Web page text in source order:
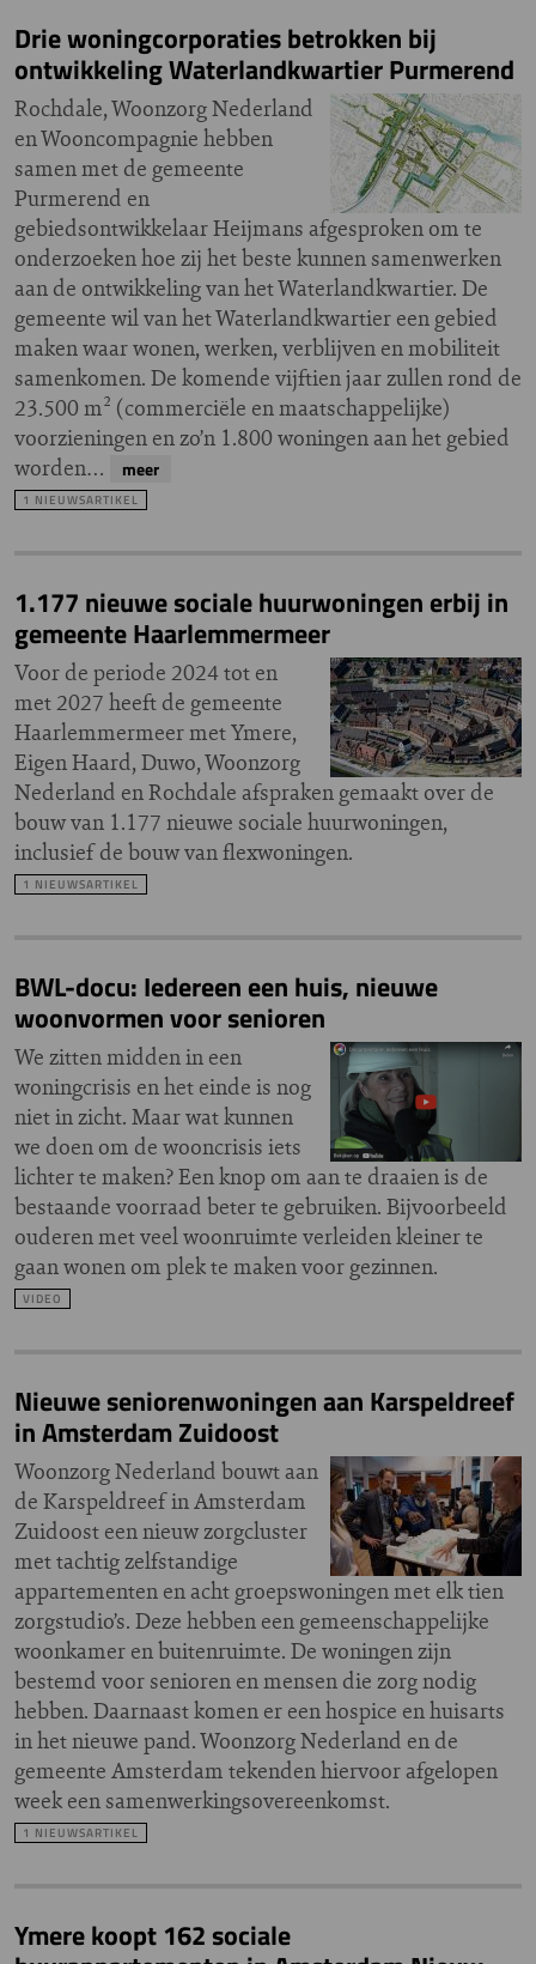
Drie woningcorporaties betrokken bij
ontwikkeling Waterlandkwartier Purmerend
Rochdale, Woonzorg Nederland
en Wooncompagnie hebben
samen met de gemeente
Purmerend en
gebiedsontwikkelaar Heijmans afgesproken om te
onderzoeken hoe zij het beste kunnen samenwerken
aan de ontwikkeling van het Waterlandkwartier. De
gemeente wil van het Waterlandkwartier een gebied
maken waar wonen, werken, verblijven en mobiliteit
samenkomen. De komende vijftien jaar zullen rond de
23.500 m² (commerciële en maatschappelijke)
voorzieningen en zo’n 1.800 woningen aan het gebied
worden…
meer
1 NIEUWSARTIKEL
1.177 nieuwe sociale huurwoningen erbij in
gemeente Haarlemmermeer
Voor de periode 2024 tot en
met 2027 heeft de gemeente
Haarlemmermeer met Ymere,
Eigen Haard, Duwo, Woonzorg
Nederland en Rochdale afspraken gemaakt over de
bouw van 1.177 nieuwe sociale huurwoningen,
inclusief de bouw van flexwoningen.
1 NIEUWSARTIKEL
BWL-docu: Iedereen een huis, nieuwe
woonvormen voor senioren
We zitten midden in een
woningcrisis en het einde is nog
niet in zicht. Maar wat kunnen
we doen om de wooncrisis iets
lichter te maken? Een knop om aan te draaien is de
bestaande voorraad beter te gebruiken. Bijvoorbeeld
ouderen met veel woonruimte verleiden kleiner te
gaan wonen om plek te maken voor gezinnen.
VIDEO
Nieuwe seniorenwoningen aan Karspeldreef
in Amsterdam Zuidoost
Woonzorg Nederland bouwt aan
de Karspeldreef in Amsterdam
Zuidoost een nieuw zorgcluster
met tachtig zelfstandige
appartementen en acht groepswoningen met elk tien
zorgstudio’s. Deze hebben een gemeenschappelijke
woonkamer en buitenruimte. De woningen zijn
bestemd voor senioren en mensen die zorg nodig
hebben. Daarnaast komen er een hospice en huisarts
in het nieuwe pand. Woonzorg Nederland en de
gemeente Amsterdam tekenden hiervoor afgelopen
week een samenwerkingsovereenkomst.
1 NIEUWSARTIKEL
Ymere koopt 162 sociale